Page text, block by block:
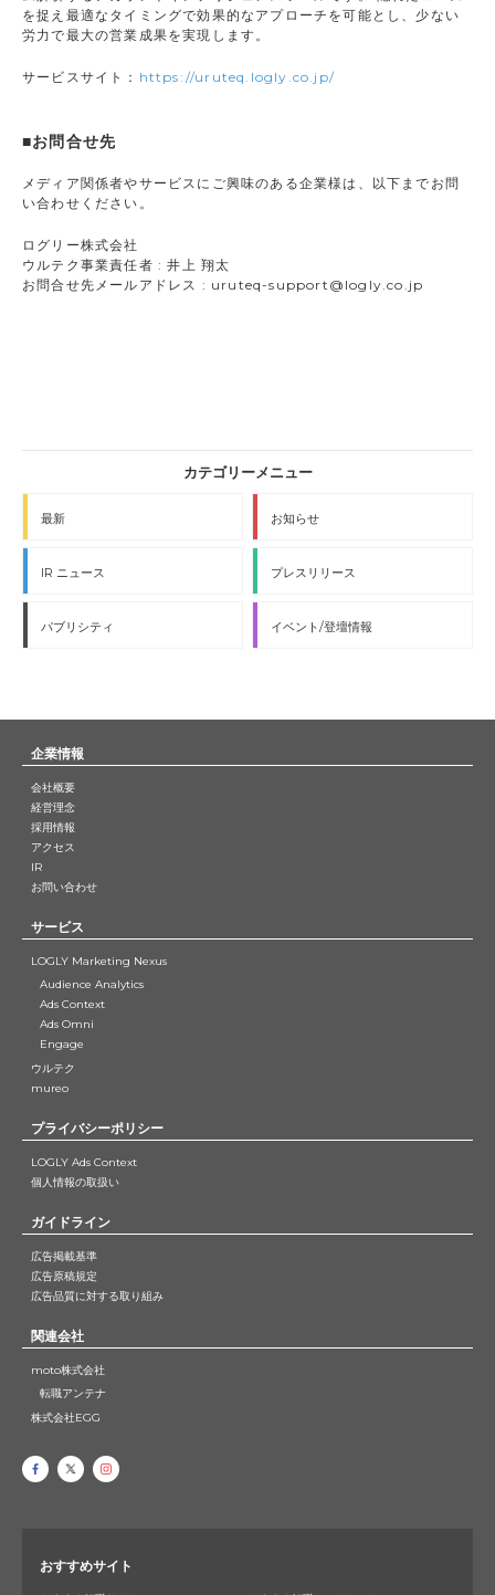
を捉え最適なタイミングで効果的なアプローチを可能とし、少ない
労力で最大の営業成果を実現します。
サービスサイト： https://uruteq.logly.co.jp/
■お問合せ先
メディア関係者やサービスにご興味のある企業様は、以下までお問
い合わせください。
ログリー株式会社
ウルテク事業責任者 : 井上 翔太
お問合せ先メールアドレス : uruteq-support@logly.co.jp
最新 お知らせ
IR ニュース プレスリリース
パブリシティ イベント/登壇情報
企業情報
会社概要
経営理念
採用情報
アクセス
IR
お問い合わせ
サービス
LOGLY Marketing Nexus
Audience Analytics
Ads Context
Ads Omni
Engage
ウルテク
mureo
プライバシーポリシー
LOGLY Ads Context
個人情報の取扱い
ガイドライン
広告掲載基準
広告原稿規定
広告品質に対する取り組み
関連会社
moto株式会社
転職アンテナ
株式会社EGG
おすすめサイト